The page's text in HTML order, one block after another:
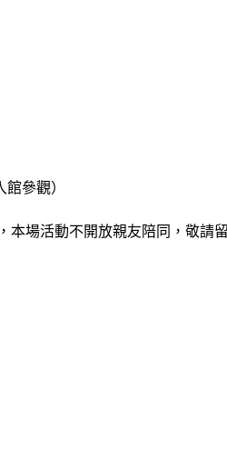
參觀）
本場活動不開放親友陪同，敬請